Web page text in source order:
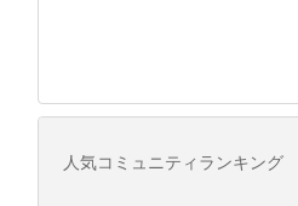
人気コミュニティランキング